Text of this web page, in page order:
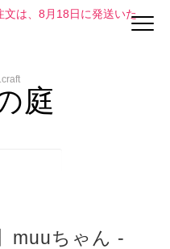
は、8月18日に発送いた
庭
muuちゃん -